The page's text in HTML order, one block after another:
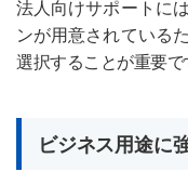
法人向けサポートに
ンが用意されている
選択することが重要で
ビジネス用途に